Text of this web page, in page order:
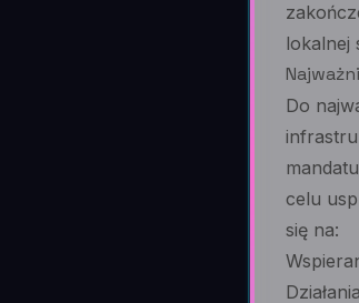
lokalnej
Do
celu
się na: